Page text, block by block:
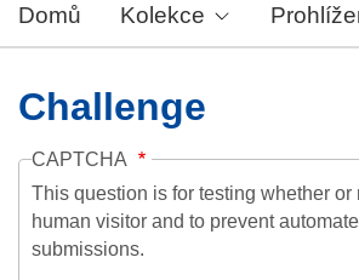
Domů Kolekce
Challenge
CAPTCHA
This question is for testing whether or
human visitor and to prevent
submissions.